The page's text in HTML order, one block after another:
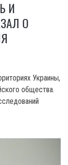
И
О
Украины,
общества.